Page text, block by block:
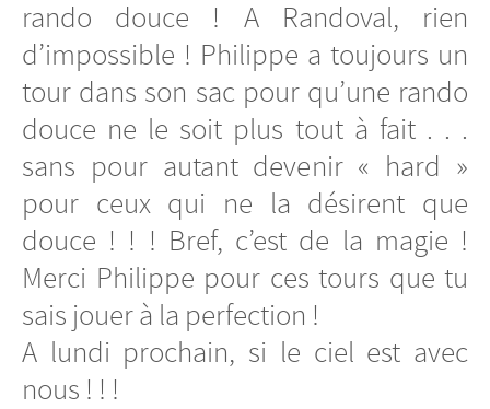
rando douce ! A Randoval, rien
d’impossible ! Philippe a toujours un
tour dans son sac pour qu’une rando
douce ne le soit plus tout à fait . . .
sans pour autant devenir « hard »
pour ceux qui ne la désirent que
douce ! ! ! Bref, c’est de la magie !
Merci Philippe pour ces tours que tu
sais jouer à la perfection !
A lundi prochain, si le ciel est avec
nous ! ! !